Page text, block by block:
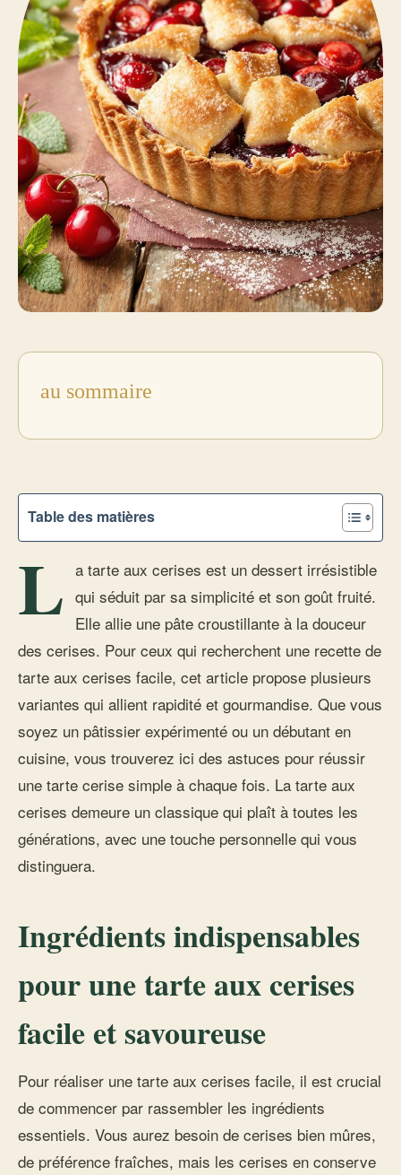
au sommaire
Table des matières
L a tarte aux cerises est un dessert irrésistible
qui séduit par sa simplicité et son goût fruité.
Elle allie une pâte croustillante à la douceur
des cerises. Pour ceux qui recherchent une recette de
tarte aux cerises facile, cet article propose plusieurs
variantes qui allient rapidité et gourmandise. Que vous
soyez un pâtissier expérimenté ou un débutant en
cuisine, vous trouverez ici des astuces pour réussir
une tarte cerise simple à chaque fois. La tarte aux
cerises demeure un classique qui plaît à toutes les
générations, avec une touche personnelle qui vous
distinguera.
Ingrédients indispensables
pour une tarte aux cerises
facile et savoureuse
Pour réaliser une tarte aux cerises facile, il est crucial
de commencer par rassembler les ingrédients
essentiels. Vous aurez besoin de cerises bien mûres,
de préférence fraîches, mais les cerises en conserve